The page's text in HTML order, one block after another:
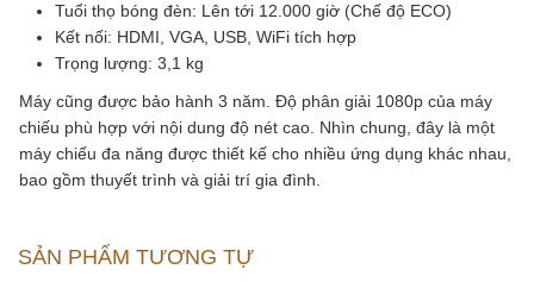
Tuổi thọ bóng đèn: Lên tới 12.000 giờ (Chế độ ECO)
Kết nối: HDMI, VGA, USB, WiFi tích hợp
Trọng lượng: 3,1 kg
Máy cũng được bảo hành 3 năm. Độ phân giải 1080p của máy
chiếu phù hợp với nội dung độ nét cao. Nhìn chung, đây là một
máy chiếu đa năng được thiết kế cho nhiều ứng dụng khác nhau,
bao gồm thuyết trình và giải trí gia đình.
SẢN PHẨM TƯƠNG TỰ